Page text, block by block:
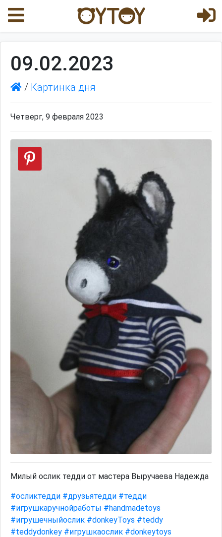
09.02.2023
/ Картинка дня
Четверг, 9 февраля 2023
Милый ослик тедди от мастера Выручаева Надежда
#осликтедди #друзьятедди #тедди
#игрушкаручнойработы #handmadetoys
#игрушечныйослик #donkeyToys #teddy
#teddydonkey #игрушкаослик #donkeytoys